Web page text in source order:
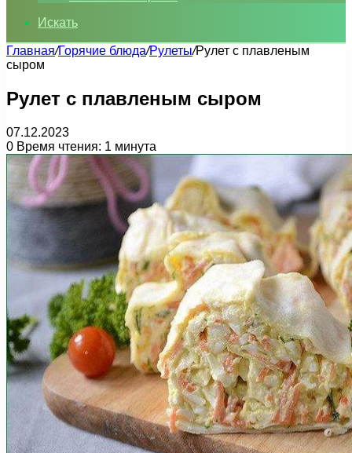
Искать
Главная/Горячие блюда/Рулеты/Рулет с плавленым
сыром
Рулет с плавленым сыром
07.12.2023
0 Время чтения: 1 минута